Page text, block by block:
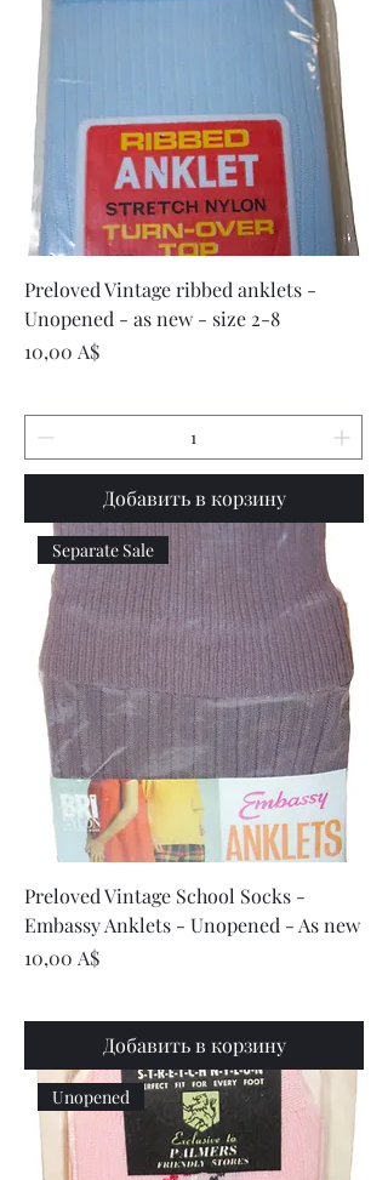
Preloved Vintage ribbed anklets -
Unopened - as new - size 2-8
Цена
10,00 A$
Добавить в корзину
Separate Sale
Preloved Vintage School Socks -
Embassy Anklets - Unopened - As new
Цена
10,00 A$
Добавить в корзину
Unopened